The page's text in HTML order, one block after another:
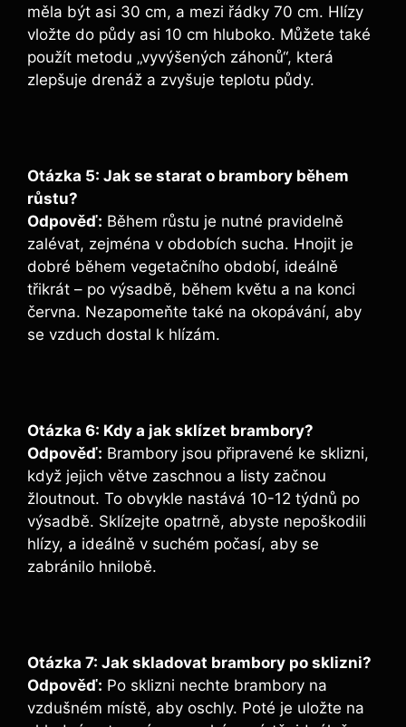
měla být asi 30 cm, a mezi řádky 70 cm. Hlízy
vložte do půdy asi 10 cm hluboko. Můžete také
použít metodu „vyvýšených záhonů“, která
zlepšuje drenáž a zvyšuje teplotu půdy.
Otázka 5: Jak se starat o brambory během
růstu?
Odpověď: Během růstu je nutné pravidelně
zalévat, zejména v obdobích sucha. Hnojit je
dobré během vegetačního období, ideálně
třikrát – po výsadbě, během květu a na konci
června. Nezapomeňte také na okopávání, aby
se vzduch dostal k hlízám.
Otázka 6: Kdy a jak sklízet brambory?
Odpověď: Brambory jsou připravené ke sklizni,
když jejich větve zaschnou a listy začnou
žloutnout. To obvykle nastává 10-12 týdnů po
výsadbě. Sklízejte opatrně, abyste nepoškodili
hlízy, a ideálně v suchém počasí, aby se
zabránilo hnilobě.
Otázka 7: Jak skladovat brambory po sklizni?
Odpověď: Po sklizni nechte brambory na
vzdušném místě, aby oschly. Poté je uložte na